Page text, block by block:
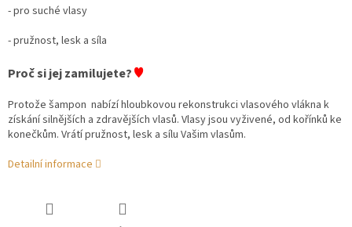
- pro suché vlasy
- pružnost, lesk a síla
Proč si jej zamilujete?♥
Protože šampon nabízí hloubkovou rekonstrukci vlasového vlákna k
získání silnějších a zdravějších vlasů. Vlasy jsou vyživené, od kořínků ke
konečkům. Vrátí pružnost, lesk a sílu Vašim vlasům.
Detailní informace